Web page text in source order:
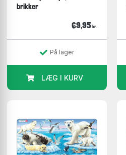
brikker
69,95 kr.
På lager
LÆG I KURV